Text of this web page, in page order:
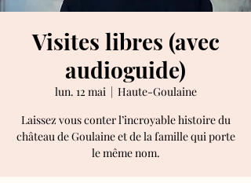
Visites libres (avec
audioguide)
lun. 12 mai
  |
Haute-Goulaine
Laissez vous conter l’incroyable histoire du
château de Goulaine et de la famille qui porte
le même nom.